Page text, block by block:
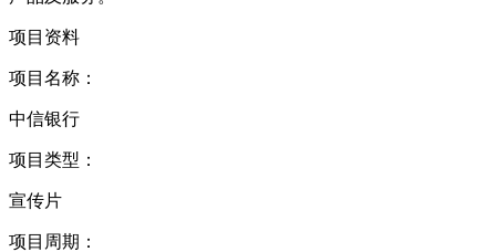
项目资料
项目名称：
中信银行
项目类型：
宣传片
项目周期：